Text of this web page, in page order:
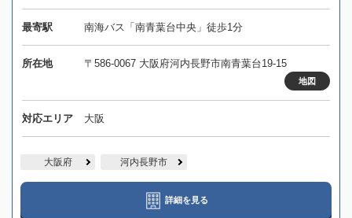
最寄駅 南海バス「南青葉台中央」徒歩1分
所在地 〒586-0067 大阪府河内長野市南青葉台19-15
地図
対応エリア 大阪
大阪府 河内長野市
詳細を見る